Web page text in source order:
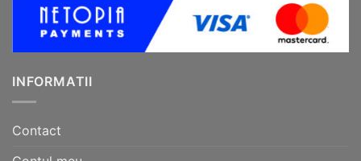
INFORMATII
Contact